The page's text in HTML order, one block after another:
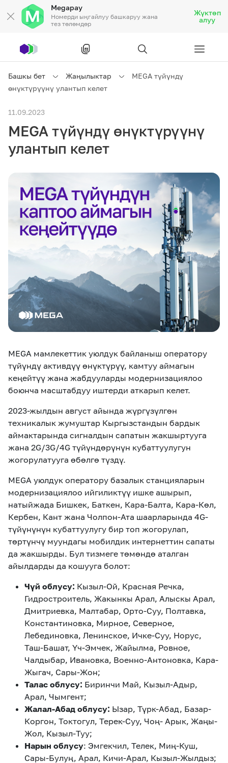
Megapay
Номерди ыңгайлуу башкаруу жана
тез төлөмдөр
Жүктөп
алуу
Жеке кардарларга
Ишкердик үчүн
Байланыш
Роуминг
eSIM M2M
Кызматтар Соц. тармактар
Чалуулар жана
Номерди тандоо SIM жеткирүү
Компания
Биз жөнүндө Жаңылыктар MEGAда иште
жана каптоо
Кызмат көрсөтүүлөр
Башкы бет Жаңылыктар
MEGA түйүндү
өнүктүрүүнү улантып келет
11.09.2023
MEGA түйүндү өнүктүрүүнү
улантып келет
MEGA мамлекеттик уюлдук байланыш оператору
түйүндү активдүү өнүктүрүү, камтуу аймагын
кеңейтүү жана жабдууларды модернизациялоо
боюнча масштабдуу иштерди аткарып келет.
2023-жылдын август айында жүргүзүлгөн
техникалык жумуштар Кыргызстандын бардык
аймактарында сигналдын сапатын жакшыртууга
жана 2G/3G/4G түйүндөрүнүн кубаттуулугун
жогорулатууга өбөлгө түздү.
MEGA уюлдук оператору базалык станцияларын
модернизациялоо ийгиликтүү ишке ашырып,
натыйжада Бишкек, Баткен, Кара-Балта, Кара-Көл,
Кербен, Кант жана Чолпон-Ата шаарларында 4G-
түйүнүнүн кубаттуулугу бир топ жогорулап,
төртүнчү муундагы мобилдик интернеттин сапаты
да жакшырды. Бул тизмеге төмөндө аталган
айылдарды да кошууга болот:
Чүй облусу: Кызыл-Ой, Красная Речка,
Гидростроитель, Жакынкы Арал, Алыскы Арал,
Дмитриевка, Малтабар, Орто-Суу, Полтавка,
Константиновка, Мирное, Северное,
Лебединовка, Ленинское, Ичке-Суу, Норус,
Таш-Башат, Үч-Эмчек, Жайылма, Ровное,
Чалдыбар, Ивановка, Военно-Антоновка, Кара-
Жыгач, Сары-Жон;
Талас облусу: Биринчи Май, Кызыл-Адыр,
Арал, Чымгент;
Жалал-Абад облусу: Ызар, Түрк-Абад, Базар-
Коргон, Токтогул, Терек-Суу, Чоң- Арык, Жаңы-
Жол, Кызыл-Туу;
Нарын облусу: Эмгекчил, Телек, Миң-Куш,
Сары-Булуң, Арал, Кичи-Арал, Кызыл-Жылдыз;